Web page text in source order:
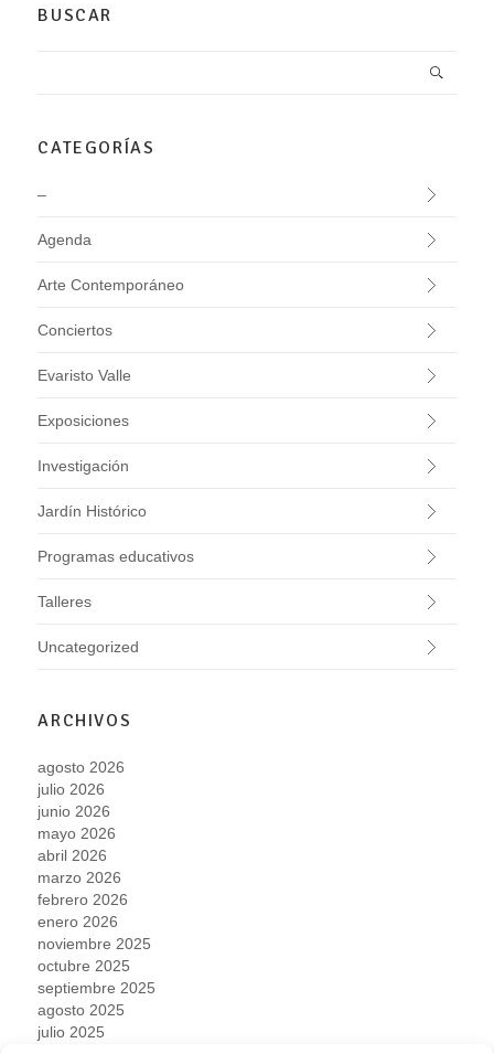
BUSCAR
CATEGORÍAS
–
Agenda
Arte Contemporáneo
Conciertos
Evaristo Valle
Exposiciones
Investigación
Jardín Histórico
Programas educativos
Talleres
Uncategorized
ARCHIVOS
agosto 2026
julio 2026
junio 2026
mayo 2026
abril 2026
marzo 2026
febrero 2026
enero 2026
noviembre 2025
octubre 2025
septiembre 2025
agosto 2025
julio 2025